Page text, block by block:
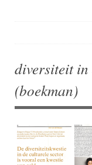
diversiteit in
(boekman)